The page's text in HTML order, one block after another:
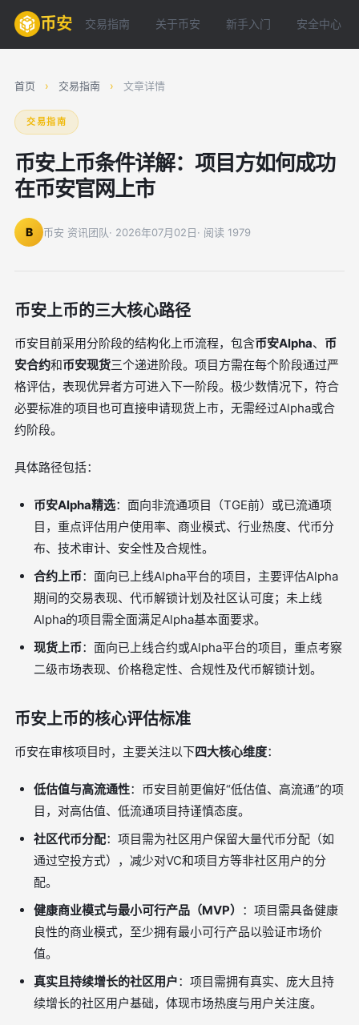
币安 交易指南 关于币安 新手入门 安全中心
首页 › 交易指南 › 文章详情
交易指南
币安上币条件详解：项目方如何成功
在币安官网上市
B 币安 资讯团队· 2026年07月02日· 阅读 1979
币安上币的三大核心路径
币安目前采用分阶段的结构化上币流程，包含币安Alpha、 币
安合约和币安现货三个递进阶段。项目方需在每个阶段通过严
格评估，表现优异者方可进入下一阶段。极少数情况下，符合
必要标准的项目也可直接申请现货上市，无需经过Alpha或合
约阶段。
具体路径包括：
币安Alpha精选：面向非流通项目（TGE前）或已流通项
目，重点评估用户使用率、商业模式、行业热度、代币分
布、技术审计、安全性及合规性。
合约上币：面向已上线Alpha平台的项目，主要评估Alpha
期间的交易表现、代币解锁计划及社区认可度；未上线
Alpha的项目需全面满足Alpha基本面要求。
现货上币：面向已上线合约或Alpha平台的项目，重点考察
二级市场表现、价格稳定性、合规性及代币解锁计划。
币安上币的核心评估标准
币安在审核项目时，主要关注以下四大核心维度：
低估值与高流通性：币安目前更偏好“低估值、高流通”的项
目，对高估值、低流通项目持谨慎态度。
社区代币分配：项目需为社区用户保留大量代币分配（如
通过空投方式），减少对VC和项目方等非社区用户的分
配。
健康商业模式与最小可行产品（MVP） ：项目需具备健康
良性的商业模式，至少拥有最小可行产品以验证市场价
值。
真实且持续增长的社区用户：项目需拥有真实、庞大且持
续增长的社区用户基础，体现市场热度与用户关注度。